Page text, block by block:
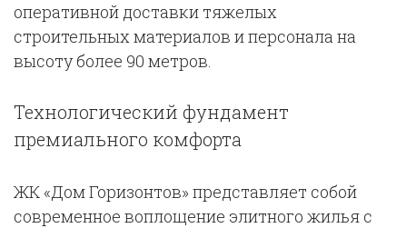
оперативной доставки тяжелых
строительных материалов и персонала на
высоту более 90 метров.
Технологический фундамент
премиального комфорта
ЖК «Дом Горизонтов» представляет собой
современное воплощение элитного жилья с